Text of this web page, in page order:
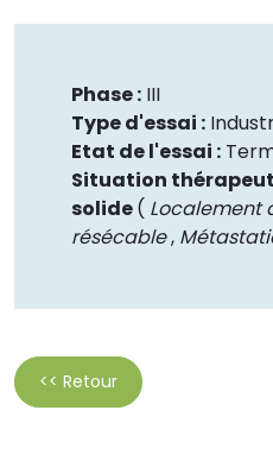
Phase : III
Type d'essai :
Etat de l'essai :
Situation
solide( Localement
résécable,
<< Retour